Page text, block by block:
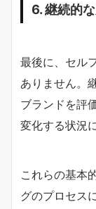
6. 継続的
最後に、セル
ありません。
ブランドを評
変化する状況
これらの基本
グのプロセス